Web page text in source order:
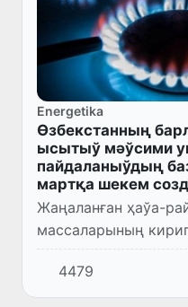
Energetika
Өзбекстанның
ысытыў мәўсими
пайдаланыўдың
мартқа шекем
Жаңаланған ҳаўа-
массаларының
бола,
ысытыў мәўсими
метр тәбийғый
4479